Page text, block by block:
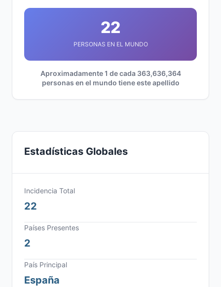
22
PERSONAS EN EL MUNDO
Aproximadamente 1 de cada 363,636,364
personas en el mundo tiene este apellido
Estadísticas Globales
Incidencia Total
22
Países Presentes
2
País Principal
España